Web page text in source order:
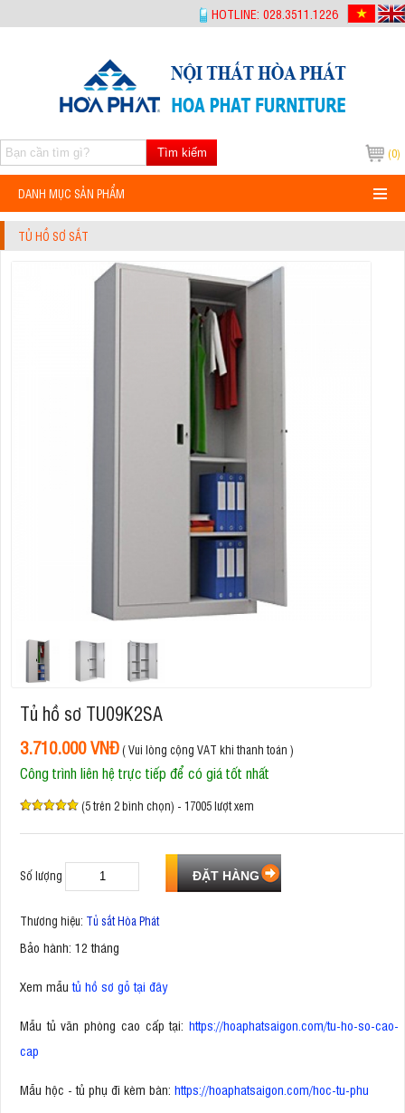
HOTLINE: 028.3511.1226
(0)
Tìm kiếm
DANH MỤC SẢN PHẨM
TỦ HỒ SƠ SẮT
Tủ hồ sơ TU09K2SA
3.710.000 VNĐ( Vui lòng cộng VAT khi thanh toán )
Công trình liên hệ trực tiếp để có giá tốt nhất
(5 trên 2 bình chọn) - 17005 lượt xem
Số lượng
Thương hiệu: Tủ sắt Hòa Phát
Bảo hành: 12 tháng
Xem mẫutủ hồ sơ gỗ tại đây
Mẫu tủ văn phòng cao cấp tại: https://hoaphatsaigon.com/tu-ho-so-cao-
cap
Mẫu hộc - tủ phụ đi kèm bàn: https://hoaphatsaigon.com/hoc-tu-phu